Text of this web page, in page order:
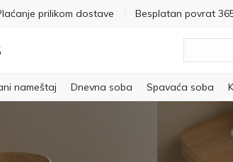
prilikom dostave Besplatan povrat
nameštaj Dnevna soba Spavaća soba